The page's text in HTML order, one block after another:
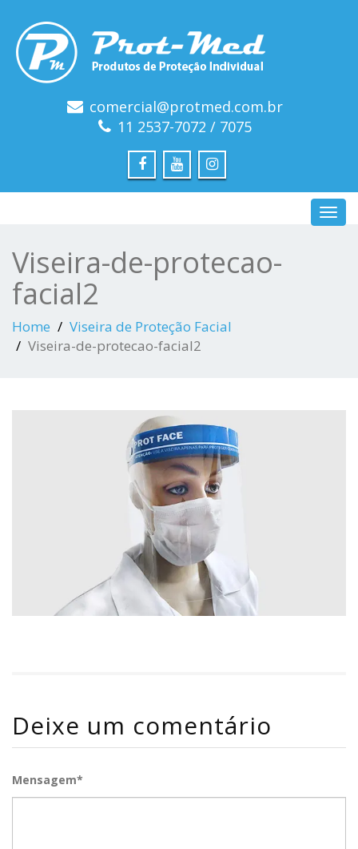
comercial@protmed.com.br
11 2537-7072 / 7075
Viseira-de-protecao-
facial2
Home
Viseira de Proteção Facial
Viseira-de-protecao-facial2
Deixe um comentário
Mensagem*